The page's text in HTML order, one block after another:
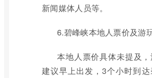
新闻媒体人员等。
6.碧峰峡本地人票价及游
本地人票价具体未提及
建议早上出发，3个小时到